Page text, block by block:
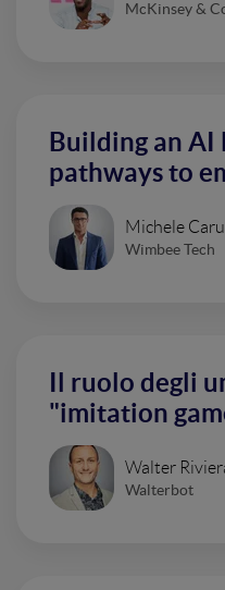
McKinsey &
Building an AI
pathways to
Michele
Wimbee Tech
Il ruolo degli
"imitation
Walter
Walterbot